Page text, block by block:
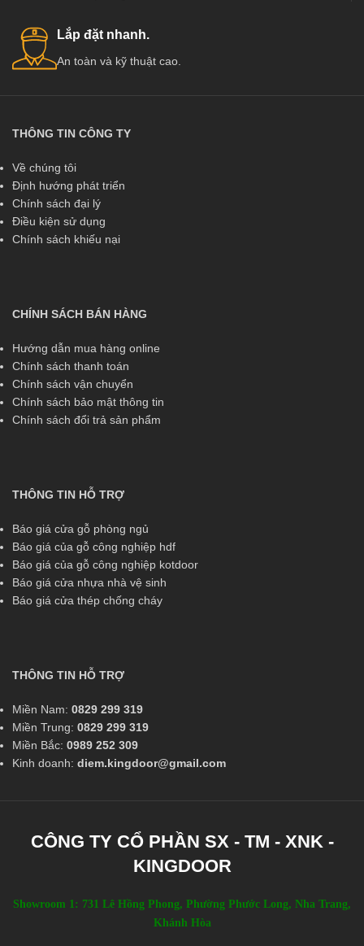
Lắp đặt nhanh.
An toàn và kỹ thuật cao.
THÔNG TIN CÔNG TY
Về chúng tôi
Định hướng phát triển
Chính sách đại lý
Điều kiện sử dụng
Chính sách khiếu nại
CHÍNH SÁCH BÁN HÀNG
Hướng dẫn mua hàng online
Chính sách thanh toán
Chính sách vận chuyển
Chính sách bảo mật thông tin
Chính sách đổi trả sản phẩm
THÔNG TIN HỖ TRỢ
Báo giá cửa gỗ phòng ngủ
Báo giá của gỗ công nghiệp hdf
Báo giá của gỗ công nghiệp kotdoor
Báo giá cửa nhựa nhà vệ sinh
Báo giá cửa thép chống cháy
THÔNG TIN HỖ TRỢ
Miền Nam: 0829 299 319
Miền Trung: 0829 299 319
Miền Bắc: 0989 252 309
Kinh doanh: diem.kingdoor@gmail.com
CÔNG TY CỔ PHẦN SX - TM - XNK -
KINGDOOR
Showroom 1: 731 Lê Hồng Phong, Phường Phước Long, Nha Trang,
Khánh Hòa